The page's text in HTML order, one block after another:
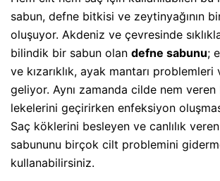
sabun, defne bitkisi ve zeytinyağının
oluşuyor. Akdeniz ve çevresinde
bilindik bir sabun olan defne sabunu;
ve kızarıklık, ayak mantarı
geliyor. Aynı zamanda cilde nem
lekelerini geçirirken enfeksiyon
Saç köklerini besleyen ve canlılık
sabununu birçok cilt problemini
kullanabilirsiniz.